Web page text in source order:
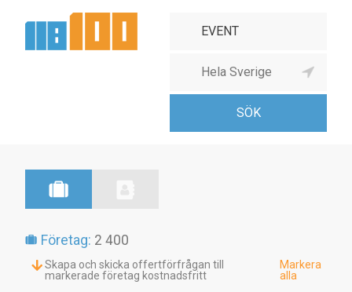
Företag: 2 400
Skapa och skicka offertförfrågan till
markerade företag kostnadsfritt
Markera
alla